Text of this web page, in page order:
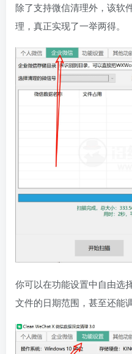
除了支持微信清理外，该软
理，真正实现了一举两得。
你可以在功能设置中自由选
文件的日期范围，甚至还能